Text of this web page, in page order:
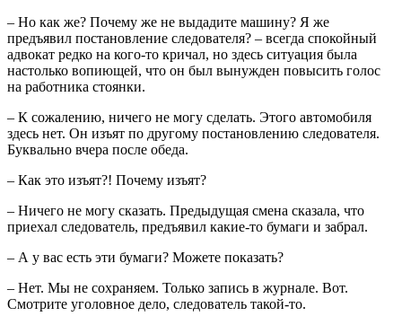
– Но как же? Почему же не выдадите машину? Я же
предъявил постановление следователя? – всегда спокойный
адвокат редко на кого-то кричал, но здесь ситуация была
настолько вопиющей, что он был вынужден повысить голос
на работника стоянки.
– К сожалению, ничего не могу сделать. Этого автомобиля
здесь нет. Он изъят по другому постановлению следователя.
Буквально вчера после обеда.
– Как это изъят?! Почему изъят?
– Ничего не могу сказать. Предыдущая смена сказала, что
приехал следователь, предъявил какие-то бумаги и забрал.
– А у вас есть эти бумаги? Можете показать?
– Нет. Мы не сохраняем. Только запись в журнале. Вот.
Смотрите уголовное дело, следователь такой-то.